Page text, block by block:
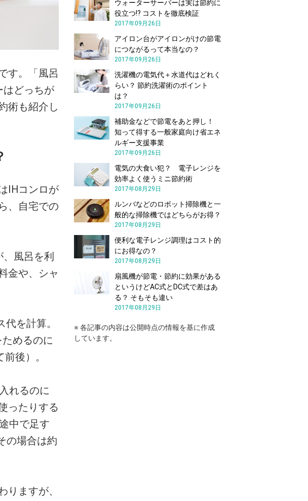
す。「風呂
はどっちが
術も紹介し
IHコンロが
、自宅での
風呂を利
金や、シャ
を計算。
めるのに
後）。
れるのに
ったりする
中で足す
の場合は約
ますが、
ウォーターサーバーは実は節約に
役立つ!? コストを徹底検証
2017年09月26日
アイロン台がアイロンがけの節電
につながるって本当なの？
2017年09月26日
洗濯機の電気代＋水道代はどれく
らい？ 節約洗濯術のポイント
は？
2017年09月26日
補助金などで節電をあと押し！
知って得する一般家庭向け省エネ
ルギー支援事業
2017年09月26日
電気の大食い犯？ 電子レンジを
効率よく使うミニ節約術
2017年08月29日
ルンバなどのロボット掃除機と一
般的な掃除機ではどちらがお得？
2017年08月29日
便利な電子レンジ調理はコスト的
にお得なの？
2017年08月29日
扇風機が節電・節約に効果がある
というけどAC式とDC式で差はあ
る？ そもそも違い
2017年08月29日
※ 各記事の内容は公開時点の情報を基に作成
しています。